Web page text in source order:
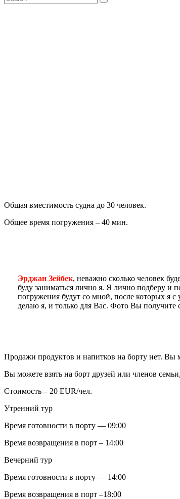
Общая вместимость судна до 30 человек.
Общее время погружения – 40 мин.
Эрджан Зейбек, неважно сколько человек
буду заниматься лично я. Я лично подберу
погружения будут со мной, после которых я
делаю я, и только для Вас. Фото Вы получите
Продажи продуктов и напитков на борту нет. Вы
Вы можете взять на борт друзей или членов
Стоимость – 20 EUR/чел.
Утренний тур
Время готовности в порту — 09:00
Время возвращения в порт – 14:00
Вечерний тур
Время готовности в порту — 14:00
Время возвращения в порт –18:00